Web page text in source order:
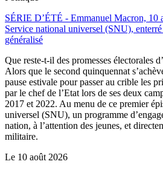
SÉRIE D’ÉTÉ - Emmanuel Macron, 10
Service national universel (SNU),
généralisé
Que reste-t-il des promesses électorales
Alors que le second quinquennat
pause estivale pour passer au crible les
par le chef de l’Etat lors de ses deux
2017 et 2022. Au menu de ce premier
universel (SNU), un programme
nation, à l’attention des jeunes, et
militaire.
Le 10 août 2026